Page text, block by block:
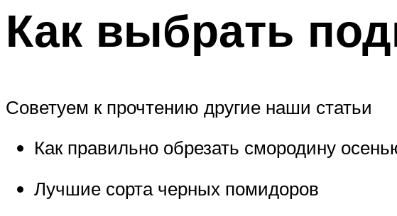
Как выбрать
Советуем к прочтению другие наши статьи
Как правильно обрезать смородину
Лучшие сорта черных помидоров